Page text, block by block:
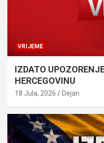
VRIJEME
IZDATO
HERCEGOVINU
18 Jula, 2026 Dejan